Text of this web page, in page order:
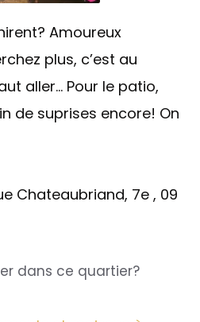
Amoureux
plus, c’est au
aller… Pour le patio,
de suprises encore! On
Chateaubriand, 7e , 09
dans ce quartier?